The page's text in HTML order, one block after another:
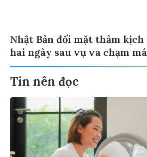
Nhật Bản đối mặt thảm
hai ngày sau vụ va chạm
Tin nên đọc